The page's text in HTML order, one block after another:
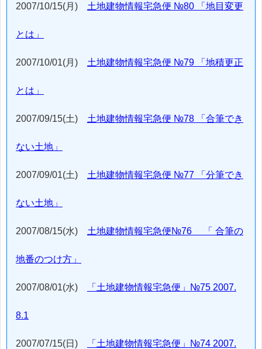
2007/10/15(月) 土地建物情報宅急便 №80 「地目変更
とは」
2007/10/01(月) 土地建物情報宅急便 №79 「地積更正
とは」
2007/09/15(土) 土地建物情報宅急便 №78 「合筆でき
ない土地」
2007/09/01(土) 土地建物情報宅急便 №77 「分筆でき
ない土地」
2007/08/15(水) 土地建物情報宅急便№76 「 合筆の
地番のつけ方」
2007/08/01(水) 「土地建物情報宅急便」№75 2007.
8.1
2007/07/15(日) 「土地建物情報宅急便」№74 2007.